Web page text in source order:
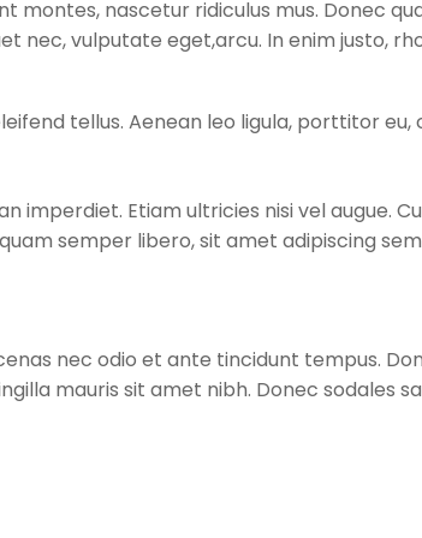
nascetur ridiculus mus. Donec
nec, vulputate eget,arcu. In enim justo,
tellus. Aenean leo ligula, porttitor
imperdiet. Etiam ultricies nisi vel augue.
semper libero, sit amet adipiscing
nec odio et ante tincidunt tempus.
mauris sit amet nibh. Donec sodales